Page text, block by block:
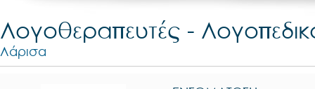
Λογοθεραπευτές -
Λάρισα